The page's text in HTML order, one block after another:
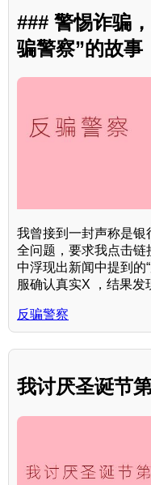
### 警惕诈骗
骗警察”的故事
我曾接到一封声称是
全问题，要求我点击
中浮现出新闻中提到的
服确认真实X ，结果发
反骗警察
我讨厌圣诞节